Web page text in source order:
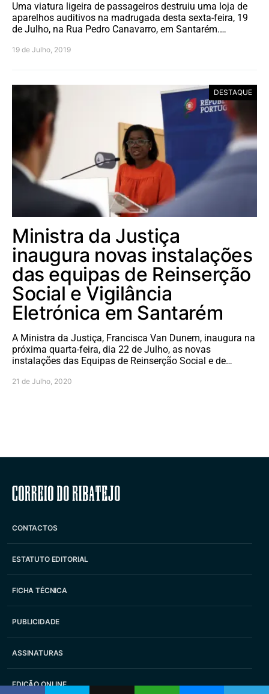
Uma viatura ligeira de passageiros destruiu uma loja de
aparelhos auditivos na madrugada desta sexta-feira, 19
de Julho, na Rua Pedro Canavarro, em Santarém.…
19 de Julho, 2019
DESTAQUE
Ministra da Justiça
inaugura novas instalações
das equipas de Reinserção
Social e Vigilância
Eletrónica em Santarém
A Ministra da Justiça, Francisca Van Dunem, inaugura na
próxima quarta-feira, dia 22 de Julho, as novas
instalações das Equipas de Reinserção Social e de…
21 de Julho, 2020
Correio do Ribatejo
CONTACTOS
ESTATUTO EDITORIAL
FICHA TÉCNICA
PUBLICIDADE
ASSINATURAS
EDIÇÃO ONLINE